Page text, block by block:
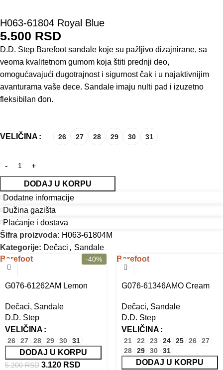
H063-61804 Royal Blue
5.500 RSD
D.D. Step Barefoot sandale koje su pažljivo dizajnirane, sa
veoma kvalitetnom gumom koja štiti prednji deo,
omogućavajući dugotrajnost i sigurnost čak i u najaktivnijim
avanturama vaše dece. Sandale imaju nulti pad i izuzetno
fleksibilan đon.
VELIČINA 26 27 28 29 30 31
DODAJ U KORPU
Dodatne informacije
Dužina gazišta
Plaćanje i dostava
Šifra proizvoda: H063-61804M
Kategorije: Dečaci , Sandale
Barefoot
-40%
G076-61262AM Lemon
Dečaci, Sandale
D.D. Step
VELIČINA
26 27 28 29 30 31
DODAJ U KORPU
5.200RSD 3.120 RSD
Barefoot
G076-61346AMO Cream
Dečaci, Sandale
D.D. Step
VELIČINA
21 22 23 24 25 26
27
28
29 30 31
DODAJ U KORPU